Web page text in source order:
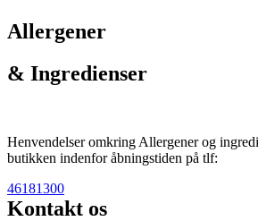
Allergener
& Ingredienser
Henvendelser omkring Allergener og
butikken indenfor åbningstiden på tlf:
46181300
Kontakt os